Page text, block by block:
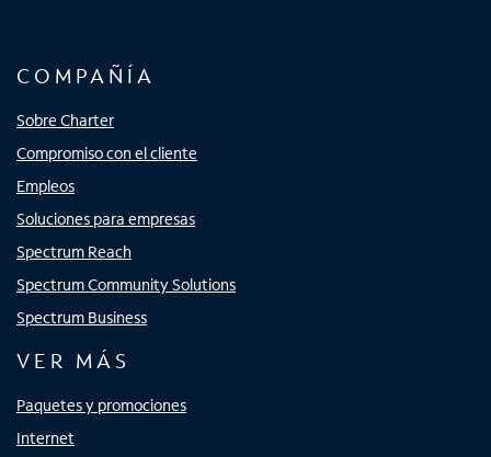
COMPAÑÍA
Sobre Charter
Compromiso con el cliente
Empleos
Soluciones para empresas
Spectrum Reach
Spectrum Community Solutions
Spectrum Business
VER MÁS
Paquetes y promociones
Internet